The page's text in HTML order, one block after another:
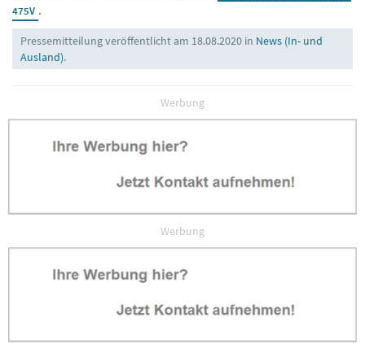
475V .
Pressemitteilung veröffentlicht am 18.08.2020 in News (In- und
Ausland).
Werbung
Werbung